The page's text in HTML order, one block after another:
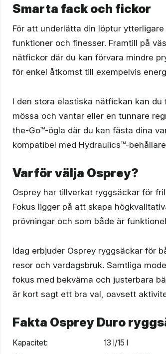
Smarta fack och fickor
För att underlätta din löptur
funktioner och finesser. Framtill på
nätfickor där du kan förvara mindre
för enkel åtkomst till exempelvis
I den stora elastiska nätfickan kan
mössa och vantar eller en tunnare
the-Go™-ögla där du kan fästa dina
kompatibel med Hydraulics™-
Varför välja Osprey?
Osprey har tillverkat ryggsäckar för
Fokus ligger på att skapa
prövningar och som både är
Idag erbjuder Osprey ryggsäckar för
resor och vardagsbruk. Samtliga
fokus med bekväma och justerbara
är kort sagt ett bra val, oavsett
Fakta Osprey Duro
Kapacitet:
13 l/15 l